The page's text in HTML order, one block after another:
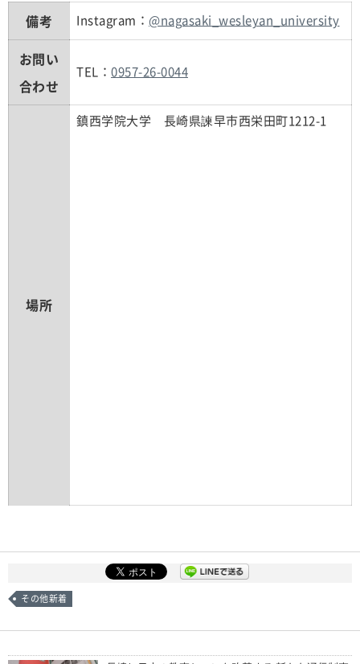
備考 Instagram： @nagasaki_wesleyan_university
お問い
合わせ
TEL： 0957-26-0044
場所
鎮西学院大学 長崎県諫早市西栄田町1212-1
その他新着